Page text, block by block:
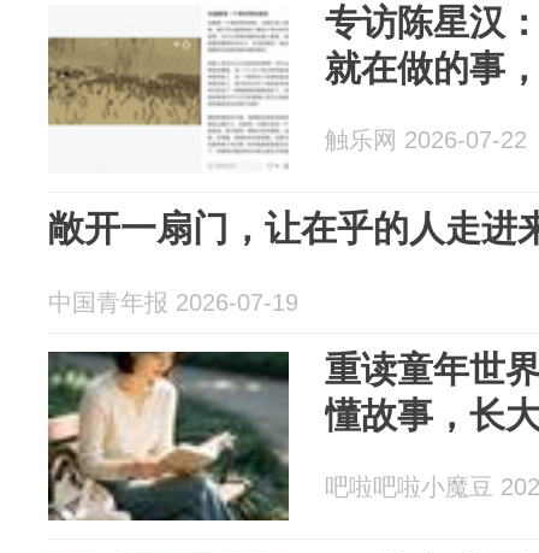
专访陈星汉
就在做的事
触乐网 2026-07-22
敞开一扇门，让在乎的人走进
中国青年报 2026-07-19
重读童年世
懂故事，长
吧啦吧啦小魔豆